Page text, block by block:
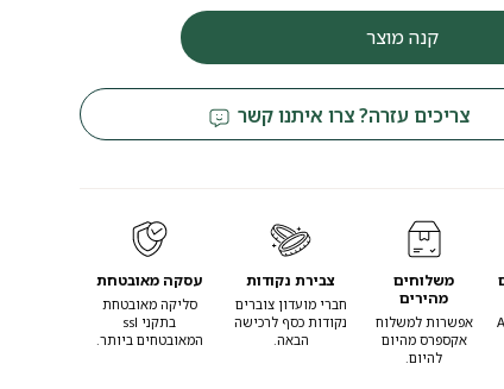
קנה מוצר
צריכים עזרה? צרו איתנו קשר
משלוחים
מהירים
אפשרות למשלוח
אקספרס מהיום
להיום.
צבירת נקודות
חברי מועדון צוברים
נקודות כסף לרכישה
הבאה.
עסקה מאובטחת
סליקה מאובטחת
בתקני ssl
המאובטחים ביותר.